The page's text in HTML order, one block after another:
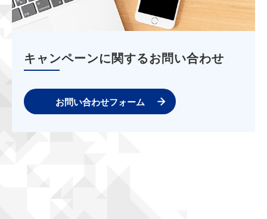
キャンペーンに関するお問い合わせ
お問い合わせフォーム